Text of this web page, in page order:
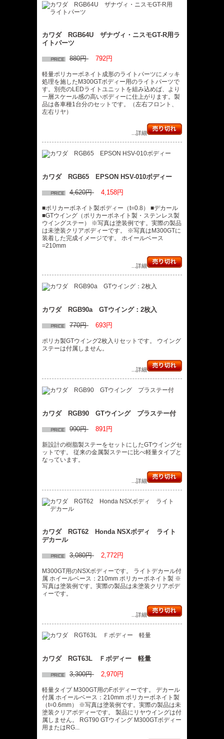
カワダ RGB64U ザナヴィ・ニスモGT-R用ラ
イトパーツ
880円 792円
軽量ポリカーボネイト成形のライトパーツにメッキ
処理を施したM300GTボディー用のライトパーツで
す。別売のLEDライトユニットを組み込めば、より
一層スケール感の高いボディーに仕上がります。製
品は各車種1台分のセットです。（左右フロント、
左右リヤ）
...詳細
カワダ RGB65 EPSON HSV-010ボディー
4,620円 4,158円
■ポリカーボネイト製ボディー（t=0.8） ■デカール
■GTウイング（ポリカーボネイト製・ステンレス製
ウイングステー） ※写真は塗装例です。実際の製品
は未塗装クリアボディーです。 ※写真はM300GTに
装着した完成イメージです。 ホイールベース
=210mm
...詳細
カワダ RGB90a GTウイング：2枚入
770円 693円
ポリカ製GTウイング2枚入りセットです。 ウイング
ステーは付属しません。
...詳細
カワダ RGB90 GTウイング プラステー付
990円 891円
新設計の樹脂製ステーをセットにしたGTウイングセ
ットです。 従来の金属製ステーに比べ軽量タイプと
なっています。
...詳細
カワダ RGT62 Honda NSXボディ ライト
デカール
3,080円 2,772円
M300GT用のNSXボディーです。 ライトデカール付
属 ホイールベース：210mm ポリカーボネイト製 ※
写真は塗装例です。実際の製品は未塗装クリアボデ
ィーです。
...詳細
カワダ RGT63L Ｆボディー 軽量
3,300円 2,970円
軽量タイプ M300GT用のFボディーです。 デカール
付属 ホイールベース：210mm ポリカーボネイト製
（t=0.6mm） ※写真は塗装例です。実際の製品は未
塗装クリアボディーです。 製品にリヤウイングは付
属しません。 RGT90 GTウイング M300GTボディー
用またはRG...